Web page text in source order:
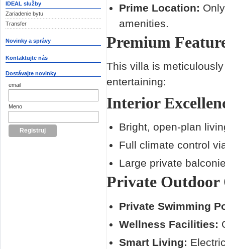
IDEAL služby
Zariadenie bytu
Transfer
Novinky a správy
Kontaktujte nás
Dostávajte novinky
email
Meno
Prime Location:
amenities.
Premium
This villa is
entertaining:
Interior
Bright, open-plan
Full climate control
Large private
Private Outdoor
Private Swimming
Wellness Facilities:
Smart Living: